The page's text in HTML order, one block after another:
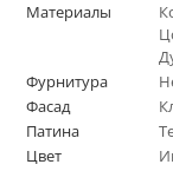
Материалы
Фурнитура
Фасад
Патина
Цвет